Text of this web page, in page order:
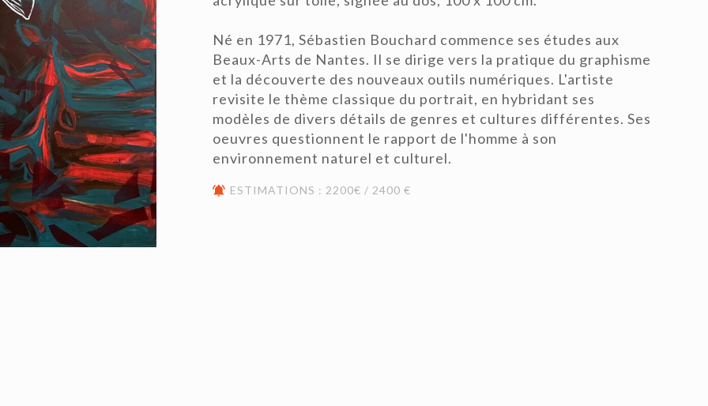
Né en 1971, Sébastien Bouchard commence ses études aux
Beaux-Arts de Nantes. Il se dirige vers la pratique du graphisme
et la découverte des nouveaux outils numériques. L'artiste
revisite le thème classique du portrait, en hybridant ses
modèles de divers détails de genres et cultures différentes. Ses
oeuvres questionnent le rapport de l'homme à son
environnement naturel et culturel.
ESTIMATIONS : 2200€ / 2400 €